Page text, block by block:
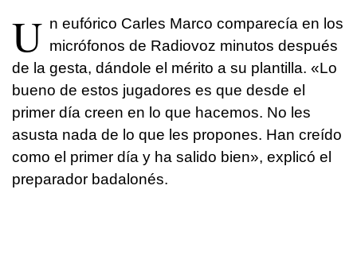
U n eufórico Carles Marco comparecía en los
micrófonos de Radiovoz minutos después
de la gesta, dándole el mérito a su plantilla. «Lo
bueno de estos jugadores es que desde el
primer día creen en lo que hacemos. No les
asusta nada de lo que les propones. Han creído
como el primer día y ha salido bien», explicó el
preparador badalonés.